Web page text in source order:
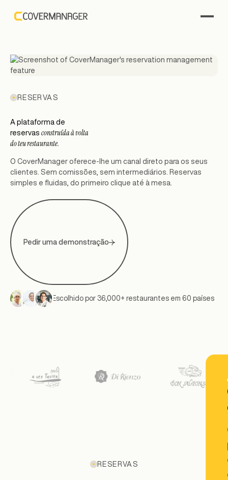
RESERVAS
A plataforma de
reservas construída à volta
do teu restaurante.
O CoverManager oferece-lhe um canal direto para os seus
clientes. Sem comissões, sem intermediários. Reservas
simples e fluidas, do primeiro clique até à mesa.
Pedir uma demonstração
Escolhido por 36,000+ restaurantes em 60 países
RESERVAS